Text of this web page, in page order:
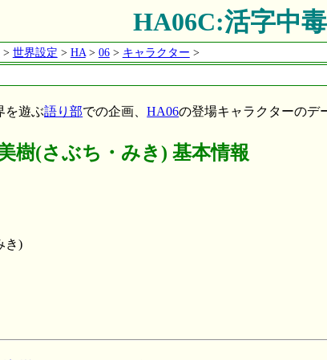
HA06C:活字中
> 世界設定 > HA> 06> キャラクター >
を遊ぶ語り部での企画、HA06の登場キャラクターのデ
樹(さぶち・みき) 基本情報
き)